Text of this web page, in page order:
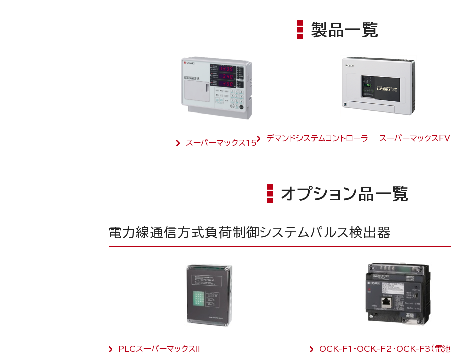
製品一覧
スーパーマックス15
デマンドシステムコントローラ スーパーマックスＦＶ
オプション品一覧
電力線通信方式負荷制御システム
PLCスーパーマックスⅡ
パルス検出器
OCK-F1・OCK-F2・OCK-F3（電池